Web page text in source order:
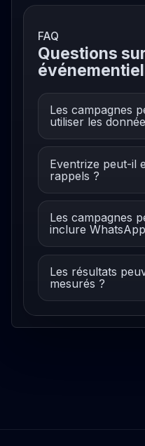
FAQ
Questions
Les campagnes
utiliser les
Eventrize peut-il
rappels ?
Les campagnes
inclure
Les résultats
mesurés ?